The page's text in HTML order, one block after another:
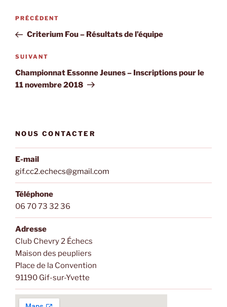
Navigation
l’article
Article
précédent
PRÉCÉDENT
Criterium Fou – Résultats de l’équipe
Article
suivant
SUIVANT
Championnat Essonne Jeunes – Inscriptions pour le
11 novembre 2018
NOUS CONTACTER
E-mail
gif.cc2.echecs@gmail.com
Téléphone
06 70 73 32 36
Adresse
Club Chevry 2 Échecs
Maison des peupliers
Place de la Convention
91190 Gif-sur-Yvette